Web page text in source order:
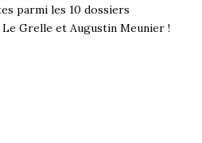
parmi les 10 dossiers
Grelle et Augustin Meunier !